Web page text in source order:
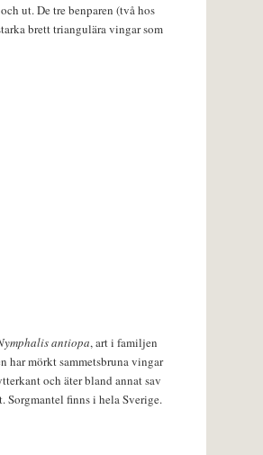
ut. De tre benparen (två hos
brett triangulära vingar som
antiopa, art i familjen
har mörkt sammetsbruna vingar
och äter bland annat sav
Sorgmantel finns i hela Sverige.